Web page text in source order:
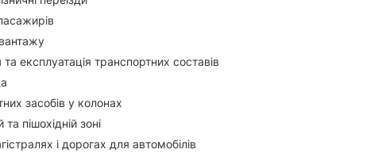
експлуатація транспортних составів
засобів у колонах
пішохідній зоні
і дорогах для автомобілів